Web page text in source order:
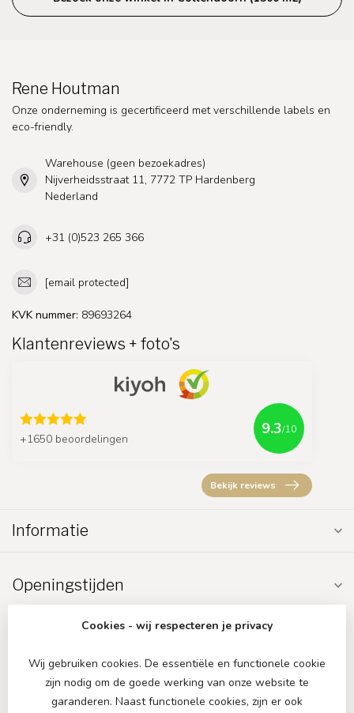
Rene Houtman
Onze onderneming is gecertificeerd met verschillende labels en
eco-friendly.
Warehouse (geen bezoekadres)
Nijverheidsstraat 11, 7772 TP Hardenberg
Nederland
+31 (0)523 265 366
[email protected]
KVK nummer: 89693264
Klantenreviews + foto's
+1650 beoordelingen
9.3/10
Bekijk reviews
Informatie
Openingstijden
Cookies - wij respecteren je privacy
Wij gebruiken cookies. De essentiële en functionele cookie
zijn nodig om de goede werking van onze website te
garanderen. Naast functionele cookies, zijn er ook